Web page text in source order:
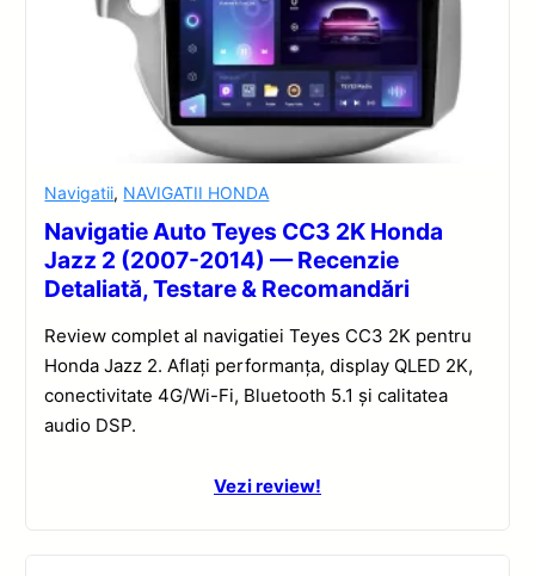
Navigatii, NAVIGATII HONDA
Navigatie Auto Teyes CC3 2K Honda
Jazz 2 (2007-2014) — Recenzie
Detaliată, Testare & Recomandări
Review complet al navigatiei Teyes CC3 2K pentru
Honda Jazz 2. Aflați performanța, display QLED 2K,
conectivitate 4G/Wi-Fi, Bluetooth 5.1 și calitatea
audio DSP.
Vezi review!